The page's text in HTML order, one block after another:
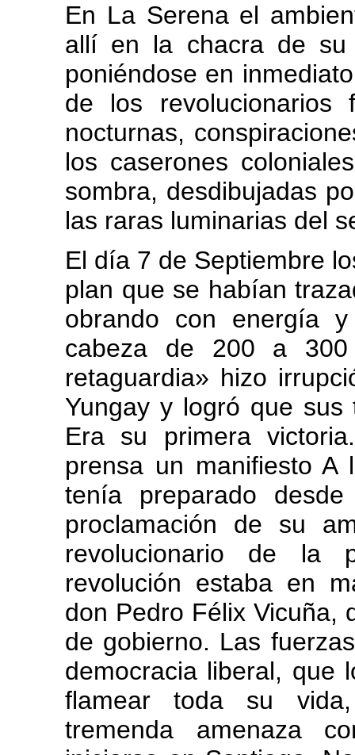
En La Serena el
allí en la chacra de su
poniéndose en
de los revolucionarios
nocturnas,
los caserones
sombra, desdibujadas
las raras luminarias del
El día 7 de Septiembre
plan que se habían
obrando con energía
cabeza de 200 a
retaguardia» hizo
Yungay y logró que
Era su primera
prensa un manifiesto
tenía preparado
proclamación de su
revolucionario de la
revolución estaba en
don Pedro Félix Vicuña,
de gobierno. Las
democracia liberal, que
flamear toda su
tremenda amenaza